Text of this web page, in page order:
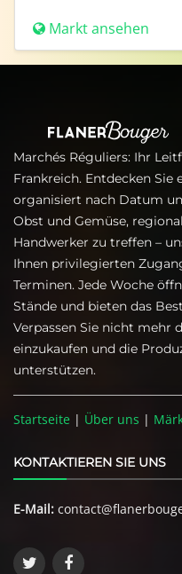
Markt ansehen
Marchés Réguliers: Ihr
Frankreich. Entdecken Sie
organisiert nach Datum
Obst und Gemüse,
Handwerker zu treffen –
Ihnen privilegierten
Terminen. Jede Woche
Stände und bieten das
Verpassen Sie nicht mehr
einzukaufen und die
unterstützen.
Startseite | Über uns |
KONTAKTIEREN SIE UNS
E-Mail: